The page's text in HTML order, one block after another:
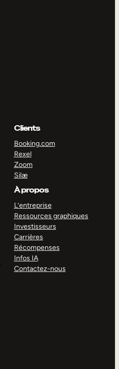
Clients
Booking.com
Rexel
Zoom
Silæ
À propos
L’entreprise
Ressources graphiques
Investisseurs
Carrières
Récompenses
Infos IA
Contactez-nous